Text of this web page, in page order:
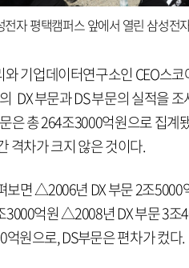
자 평택캠퍼스 앞에서 열린 삼성전
와 기업데이터연구소인 CEO스
DX 부문과 DS 부문의 실적을
은 총 264조3000억원으로 집계
격차가 크지 않은 것이다.
보면 △2006년 DX 부문 2조
3000억원 △2008년 DX 부문 3
억원으로, DS부문은 편차가 컸다.